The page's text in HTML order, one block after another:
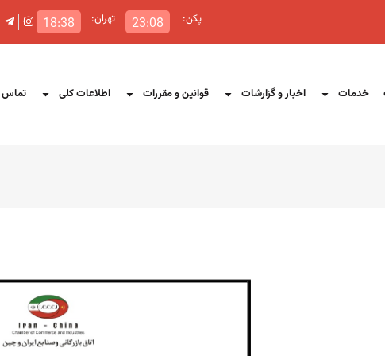
پکن: 23:08 تهران: 18:38
خدمات اخبار و گزارشات قوانین و مقررات اطلاعات کلی تماس